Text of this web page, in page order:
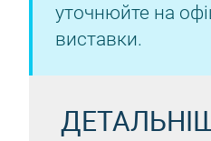
уточнюйте на
виставки.